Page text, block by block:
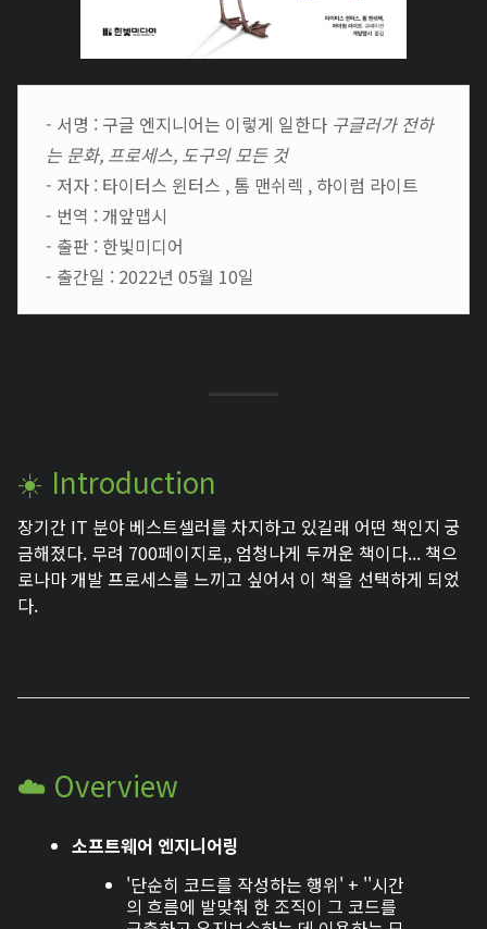
- 서명 : 구글 엔지니어는 이렇게 일한다 구글러가 전하
는 문화, 프로세스, 도구의 모든 것
- 저자 : 타이터스 윈터스 , 톰 맨쉬렉 , 하이럼 라이트
- 번역 : 개앞맵시
- 출판 : 한빛미디어
- 출간일 : 2022년 05월 10일
☀️ Introduction
장기간 IT 분야 베스트셀러를 차지하고 있길래 어떤 책인지 궁
금해졌다. 무려 700페이지로,, 엄청나게 두꺼운 책이다... 책으
로나마 개발 프로세스를 느끼고 싶어서 이 책을 선택하게 되었
다.
☁️ Overview
소프트웨어 엔지니어링
'단순히 코드를 작성하는 행위' + ''시간
의 흐름에 발맞춰 한 조직이 그 코드를